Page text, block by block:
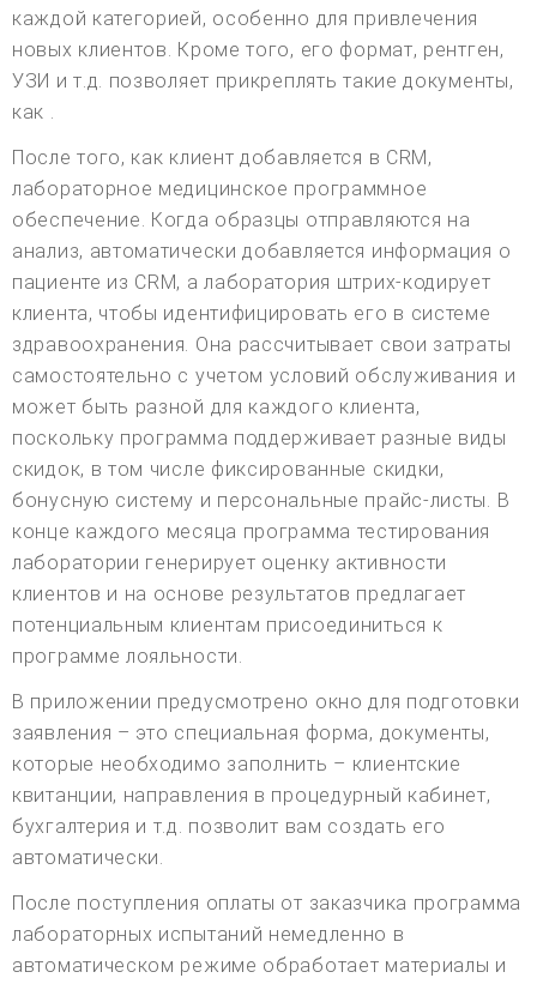
каждой категорией, особенно для привлечения
новых клиентов. Кроме того, его формат, рентген,
УЗИ и т.д. позволяет прикреплять такие документы,
как .
После того, как клиент добавляется в CRM,
лабораторное медицинское программное
обеспечение. Когда образцы отправляются на
анализ, автоматически добавляется информация о
пациенте из CRM, а лаборатория штрих-кодирует
клиента, чтобы идентифицировать его в системе
здравоохранения. Она рассчитывает свои затраты
самостоятельно с учетом условий обслуживания и
может быть разной для каждого клиента,
поскольку программа поддерживает разные виды
скидок, в том числе фиксированные скидки,
бонусную систему и персональные прайс-листы. В
конце каждого месяца программа тестирования
лаборатории генерирует оценку активности
клиентов и на основе результатов предлагает
потенциальным клиентам присоединиться к
программе лояльности.
В приложении предусмотрено окно для подготовки
заявления – это специальная форма, документы,
которые необходимо заполнить – клиентские
квитанции, направления в процедурный кабинет,
бухгалтерия и т.д. позволит вам создать его
автоматически.
После поступления оплаты от заказчика программа
лабораторных испытаний немедленно в
автоматическом режиме обработает материалы и